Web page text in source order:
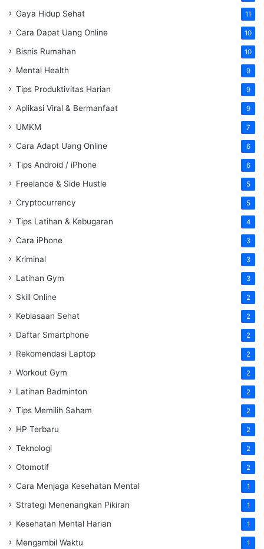
Gaya Hidup Sehat 11
Cara Dapat Uang Online 10
Bisnis Rumahan 10
Mental Health 9
Tips Produktivitas Harian 9
Aplikasi Viral & Bermanfaat 9
UMKM 7
Cara Adapt Uang Online 6
Tips Android / iPhone 6
Freelance & Side Hustle 5
Cryptocurrency 5
Tips Latihan & Kebugaran 4
Cara iPhone 3
Kriminal 3
Latihan Gym 3
Skill Online 2
Kebiasaan Sehat 2
Daftar Smartphone 2
Rekomendasi Laptop 2
Workout Gym 2
Latihan Badminton 2
Tips Memilih Saham 2
HP Terbaru 2
Teknologi 2
Otomotif 2
Cara Menjaga Kesehatan Mental 1
Strategi Menenangkan Pikiran 1
Kesehatan Mental Harian 1
Mengambil Waktu 1